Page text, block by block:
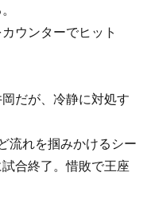
ウンターでヒット
だが、冷静に対処す
流れを掴みかけるシー
合終了。惜敗で王座